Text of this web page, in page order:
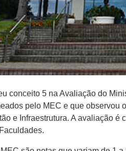
conceito 5 na Avaliação do
pelo MEC e que observou
e Infraestrutura. A avaliação